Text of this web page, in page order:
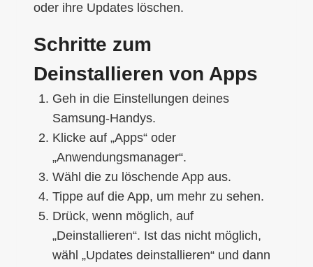
oder ihre Updates löschen.
Schritte zum
Deinstallieren von Apps
Geh in die Einstellungen deines
Samsung-Handys.
Klicke auf „Apps“ oder
„Anwendungsmanager“.
Wähl die zu löschende App aus.
Tippe auf die App, um mehr zu sehen.
Drück, wenn möglich, auf
„Deinstallieren“. Ist das nicht möglich,
wähl „Updates deinstallieren“ und dann